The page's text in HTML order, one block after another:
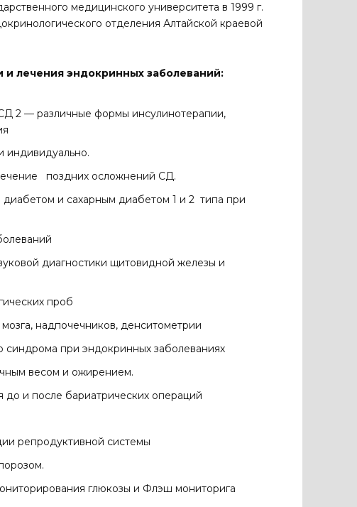
медицинского университета в 1999 г.
отделения Алтайской краевой
лечения эндокринных заболеваний:
2 — различные формы инсулинотерапии,
индивидуально.
поздних осложнений СД.
и сахарным диабетом 1 и 2 типа при
диагностики щитовидной железы и
проб
надпочечников, денситометрии
синдрома при эндокринных заболеваниях
весом и ожирением.
до и после бариатрических операций
репродуктивной системы
глюкозы и Флэш мониторига